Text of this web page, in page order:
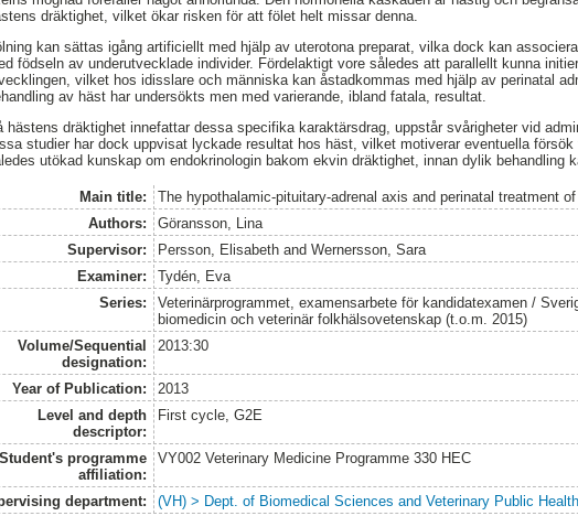
dräktighet, vilket ökar risken för att fölet helt missar denna.
kan sättas igång artificiellt med hjälp av uterotona preparat, vilka dock kan
födseln av underutvecklade individer. Fördelaktigt vore således att parallellt kunna
vilket hos idisslare och människa kan åstadkommas med hjälp av perinatal
av häst har undersökts men med varierande, ibland fatala, resultat.
hästens dräktighet innefattar dessa specifika karaktärsdrag, uppstår svårigheter vid
studier har dock uppvisat lyckade resultat hos häst, vilket motiverar eventuella
utökad kunskap om endokrinologin bakom ekvin dräktighet, innan dylik behandling
Main title:
The hypothalamic-pituitary-adrenal axis and perinatal treatment
Authors:
Göransson, Lina
Supervisor:
Persson, Elisabethand Wernersson, Sara
Examiner:
Tydén, Eva
Series:
Veterinärprogrammet, examensarbete för kandidatexamen /
biomedicin och veterinär folkhälsovetenskap (t.o.m. 2015)
Volume/Sequential
designation:
2013:30
Year of Publication:
2013
Level and depth
descriptor:
First cycle, G2E
Student's programme
affiliation:
VY002 Veterinary Medicine Programme 330 HEC
department: (VH) > Dept. of Biomedical Sciences and Veterinary Public